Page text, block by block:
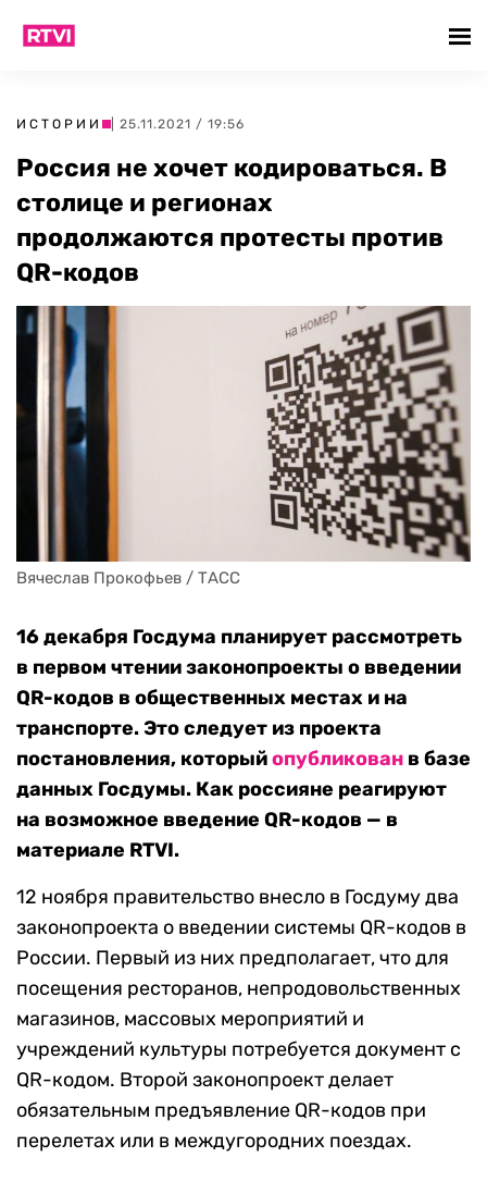
ИСТОРИИ | 25.11.2021 / 19:56
Россия не хочет кодироваться. В
столице и регионах
продолжаются протесты против
QR-кодов
Вячеслав Прокофьев / ТАСС
16 декабря Госдума планирует рассмотреть
в первом чтении законопроекты о введении
QR-кодов в общественных местах и на
транспорте. Это следует из проекта
постановления, которыйопубликован в базе
данных Госдумы. Как россияне реагируют
на возможное введение QR-кодов — в
материале RTVI.
12 ноября правительство внесло в Госдуму два
законопроекта о введении системы QR-кодов в
России. Первый из них предполагает, что для
посещения ресторанов, непродовольственных
магазинов, массовых мероприятий и
учреждений культуры потребуется документ с
QR-кодом. Второй законопроект делает
обязательным предъявление QR-кодов при
перелетах или в междугородних поездах.